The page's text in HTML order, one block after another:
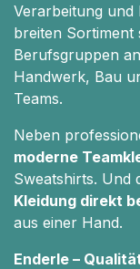
Verarbeitung und
breiten
Berufsgruppen
Handwerk, Bau
Teams.
Neben
moderne
Sweatshirts. Und
Kleidung direkt
aus einer Hand.
Enderle –